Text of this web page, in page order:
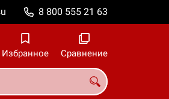
8 800 555 21 63
Избранное Сравнение